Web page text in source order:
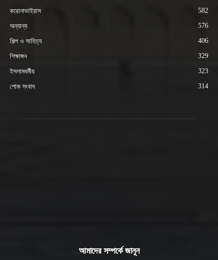
করোনাভাইরাস 582
অন্যান্য 576
শিল্প ও সাহিত্য 406
শিক্ষাঙ্গন 329
ইসলামধর্মীয় 323
শোক সংবাদ 314
আমাদের সম্পর্কে জানুন